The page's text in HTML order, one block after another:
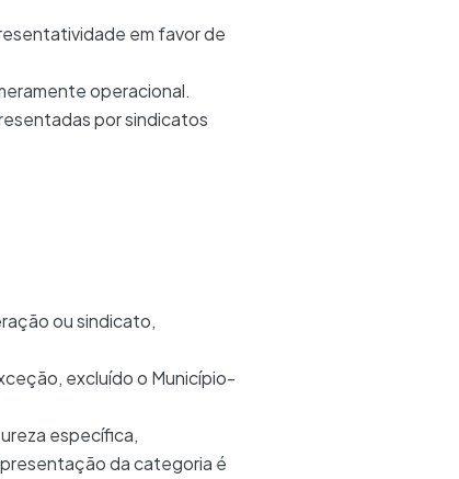
em favor de
operacional.
por sindicatos
ou sindicato,
excluído o Município-
específica,
da categoria é